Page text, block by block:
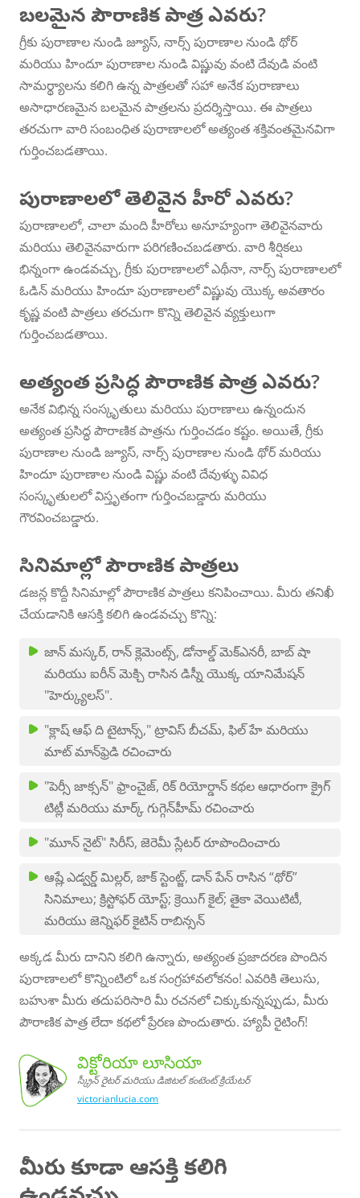
బలమైన పౌరాణిక పాత్ర ఎవరు?
గ్రీకు పురాణాల నుండి జ్యూస్, నార్స్ పురాణాల నుండి థోర్
మరియు హిందూ పురాణాల నుండి విష్ణువు వంటి దేవుడి వంటి
సామర్థ్యాలను కలిగి ఉన్న పాత్రలతో సహా అనేక పురాణాలు
అసాధారణమైన బలమైన పాత్రలను ప్రదర్శిస్తాయి. ఈ పాత్రలు
తరచుగా వారి సంబంధిత పురాణాలలో అత్యంత శక్తివంతమైనవిగా
గుర్తించబడతాయి.
పురాణాలలో తెలివైన హీరో ఎవరు?
పురాణాలలో, చాలా మంది హీరోలు అనూహ్యంగా తెలివైనవారు
మరియు తెలివైనవారుగా పరిగణించబడతారు. వారి శీర్షికలు
భిన్నంగా ఉండవచ్చు, గ్రీకు పురాణాలలో ఎథీనా, నార్స్ పురాణాలలో
ఓడిన్ మరియు హిందూ పురాణాలలో విష్ణువు యొక్క అవతారం
కృష్ణ వంటి పాత్రలు తరచుగా కొన్ని తెలివైన వ్యక్తులుగా
గుర్తించబడతాయి.
అత్యంత ప్రసిద్ధ పౌరాణిక పాత్ర ఎవరు?
అనేక విభిన్న సంస్కృతులు మరియు పురాణాలు ఉన్నందున
అత్యంత ప్రసిద్ధ పౌరాణిక పాత్రను గుర్తించడం కష్టం. అయితే, గ్రీకు
పురాణాల నుండి జ్యూస్, నార్స్ పురాణాల నుండి థోర్ మరియు
హిందూ పురాణాల నుండి విష్ణు వంటి దేవుళ్ళు వివిధ
సంస్కృతులలో విస్తృతంగా గుర్తించబడ్డారు మరియు
గౌరవించబడ్డారు.
సినిమాల్లో పౌరాణిక పాత్రలు
డజన్ల కొద్దీ సినిమాల్లో పౌరాణిక పాత్రలు కనిపించాయి. మీరు తనిఖీ
చేయడానికి ఆసక్తి కలిగి ఉండవచ్చు కొన్ని:
జాన్ మస్కర్, రాన్ క్లెమెంట్స్, డోనాల్డ్ మెక్‌ఎనరీ, బాబ్ షా
మరియు ఐరీన్ మెక్చి రాసిన డిస్నీ యొక్క యానిమేషన్
"హెర్క్యులస్".
"క్లాష్ ఆఫ్ ది టైటాన్స్," ట్రావిస్ బీచమ్, ఫిల్ హే మరియు
మాట్ మాన్‌ఫ్రెడి రచించారు
"పెర్సీ జాక్సన్" ఫ్రాంచైజ్, రిక్ రియోర్డాన్ కథల ఆధారంగా క్రైగ్
టిట్లీ మరియు మార్క్ గుగ్గెన్‌హీమ్ రచించారు
"మూన్ నైట్" సిరీస్, జెరెమీ స్లేటర్ రూపొందించారు
ఆష్లే ఎడ్వర్డ్ మిల్లర్, జాక్ స్టెంట్జ్, డాన్ పేన్ రాసిన “థోర్”
సినిమాలు; క్రిస్టోఫర్ యోస్ట్; క్రెయిగ్ కైల్; తైకా వెయిటిటీ,
మరియు జెన్నిఫర్ కైటిన్ రాబిన్సన్
అక్కడ మీరు దానిని కలిగి ఉన్నారు, అత్యంత ప్రజాదరణ పొందిన
పురాణాలలో కొన్నింటిలో ఒక సంగ్రహావలోకనం! ఎవరికి తెలుసు,
బహుశా మీరు తదుపరిసారి మీ రచనలో చిక్కుకున్నప్పుడు, మీరు
పౌరాణిక పాత్ర లేదా కథలో ప్రేరణ పొందుతారు. హ్యాపీ రైటింగ్!
విక్టోరి
యా
లూసి
యా,
స్క్రీన్
రైటర్ మరి
యు
డిజిటల్
కంటెంట్
క్రియేటర్
విక్టోరియా లూసియా
స్క్రీన్ రైటర్ మరియు డిజిటల్ కంటెంట్ క్రియేటర్
victorianlucia.com
మీరు కూడా ఆసక్తి కలిగి